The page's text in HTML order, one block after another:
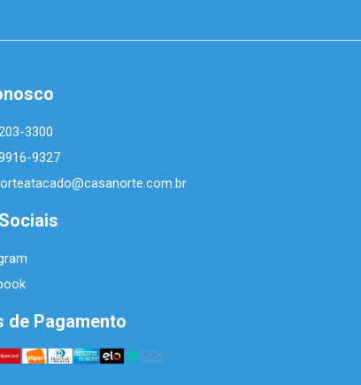
3300
9327
de Pagamento